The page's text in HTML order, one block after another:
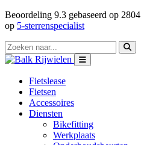
Beoordeling 9.3 gebaseerd op 2804
op 5-sterrenspecialist
Fietslease
Fietsen
Accessoires
Diensten
Bikefitting
Werkplaats